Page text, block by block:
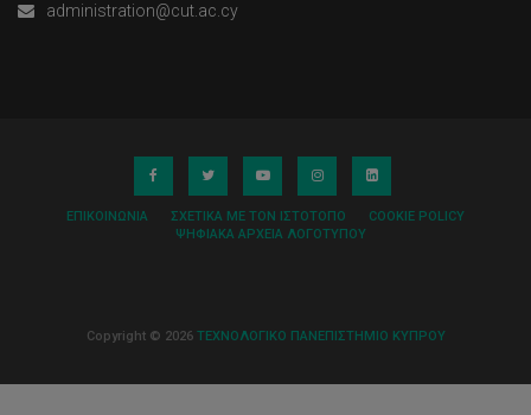
administration@cut.ac.cy
ΕΠΙΚΟΙΝΩΝΊΑ ΣΧΕΤΙΚΆ ΜΕ ΤΟΝ ΙΣΤΌΤΟΠΟ
COOKIE POLICY
ΨΗΦΙΑΚΆ ΑΡΧΕΊΑ ΛΟΓΌΤΥΠΟΥ
Copyright © 2026 ΤΕΧΝΟΛΟΓΙΚΟ ΠΑΝΕΠΙΣΤΗΜΙΟ ΚΥΠΡΟΥ